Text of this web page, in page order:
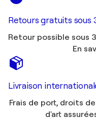
Retours gratuits sous
Retour possible sous
En
Livraison
Frais de port, droits
d'art